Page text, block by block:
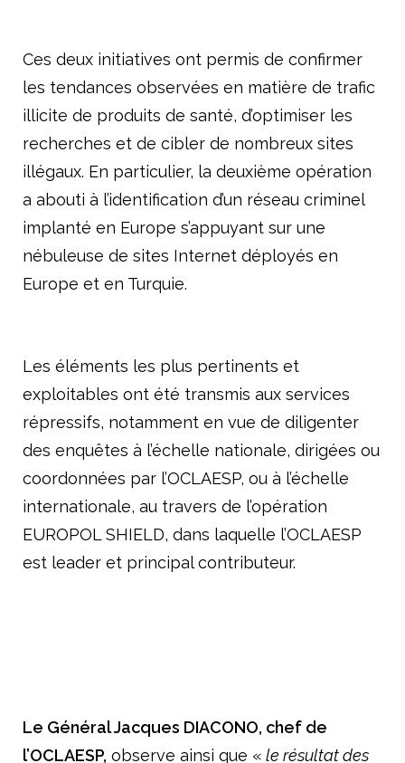
Ces deux initiatives ont permis de confirmer
les tendances observées en matière de trafic
illicite de produits de santé, d’optimiser les
recherches et de cibler de nombreux sites
illégaux. En particulier, la deuxième opération
a abouti à l’identification d’un réseau criminel
implanté en Europe s’appuyant sur une
nébuleuse de sites Internet déployés en
Europe et en Turquie.
Les éléments les plus pertinents et
exploitables ont été transmis aux services
répressifs, notamment en vue de diligenter
des enquêtes à l’échelle nationale, dirigées ou
coordonnées par l’OCLAESP, ou à l’échelle
internationale, au travers de l’opération
EUROPOL SHIELD, dans laquelle l’OCLAESP
est leader et principal contributeur.
Le Général Jacques DIACONO, chef de
l’OCLAESP, observe ainsi que « le résultat des